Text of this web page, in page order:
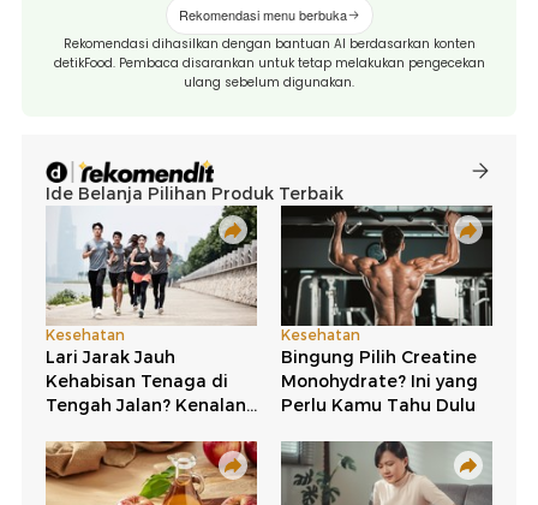
Rekomendasi menu berbuka
Rekomendasi dihasilkan dengan bantuan AI berdasarkan konten
detikFood. Pembaca disarankan untuk tetap melakukan pengecekan
ulang sebelum digunakan.